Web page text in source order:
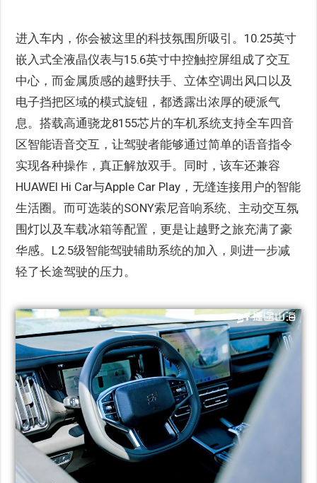
进入车内，你会被这里的科技氛围所吸引。10.25英寸
嵌入式全液晶仪表与15.6英寸中控触控屏组成了交互
中心，而金属质感的越野扶手、立体空调出风口以及
电子挡把区域的模式旋钮，都透露出浓厚的硬派气
息。搭载高通骁龙8155芯片的车机系统支持全车四音
区智能语音交互，让驾驶者能够通过简单的语音指令
实现各种操作，真正解放双手。同时，该车还兼容
HUAWEI Hi Car与Apple Car Play，无缝连接用户的智能
生活圈。而可选装的SONY索尼音响系统、主动交互氛
围灯以及车载冰箱等配置，更是让越野之旅充满了豪
华感。L2.5级智能驾驶辅助系统的加入，则进一步减
轻了长途驾驶的压力。